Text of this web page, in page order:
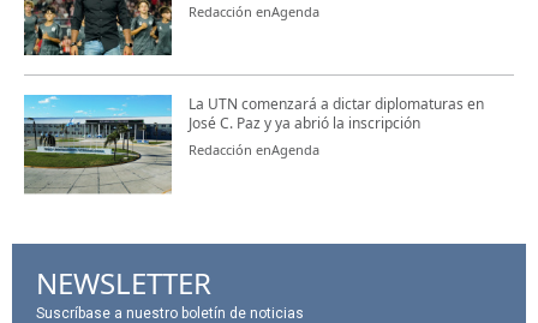
Redacción enAgenda
La UTN comenzará a dictar diplomaturas en
José C. Paz y ya abrió la inscripción
Redacción enAgenda
NEWSLETTER
Suscríbase a nuestro boletín de noticias